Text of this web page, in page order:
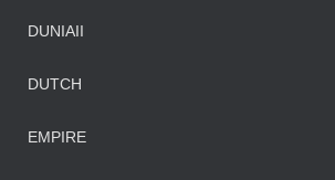
DUNIAII
DUTCH
EMPIRE